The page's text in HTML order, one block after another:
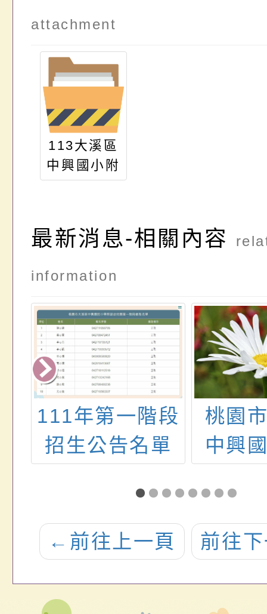
attachment
113大溪區
中興國小附
幼代理教保
0722
最新消息-相關內容
information
111年第一階段
招生公告名單
桃園
中興
學年
取
← 前往上一頁 前往